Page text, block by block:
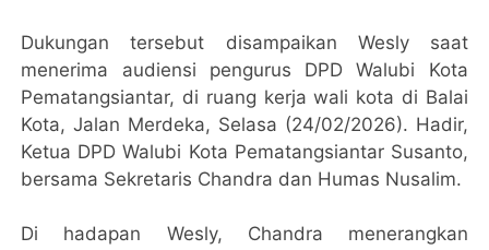
Dukungan tersebut disampaikan Wesly saat
menerima audiensi pengurus DPD Walubi Kota
Pematangsiantar, di ruang kerja wali kota di Balai
Kota, Jalan Merdeka, Selasa (24/02/2026). Hadir,
Ketua DPD Walubi Kota Pematangsiantar Susanto,
bersama Sekretaris Chandra dan Humas Nusalim.
Di hadapan Wesly, Chandra menerangkan